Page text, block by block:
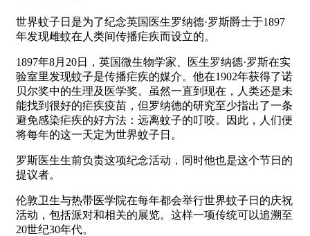
世界蚊子日是为了纪念英国医生罗纳德·罗斯爵士于1897
年发现雌蚊在人类间传播疟疾而设立的。
1897年8月20日，英国微生物学家、医生罗纳德·罗斯在实
验室里发现蚊子是传播疟疾的媒介。他在1902年获得了诺
贝尔奖中的生理及医学奖。虽然一直到现在，人类还是未
能找到很好的疟疾疫苗，但罗纳德的研究至少指出了一条
避免感染疟疾的好方法：远离蚊子的叮咬。因此，人们便
将每年的这一天定为世界蚊子日。
罗斯医生生前负责这项纪念活动，同时他也是这个节日的
提议者。
伦敦卫生与热带医学院在每年都会举行世界蚊子日的庆祝
活动，包括派对和相关的展览。这样一项传统可以追溯至
20世纪30年代。